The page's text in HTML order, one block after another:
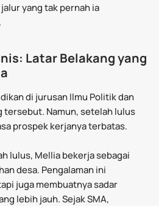
jalur yang tak pernah ia
Latar Belakang yang
di jurusan Ilmu Politik dan
tersebut. Namun, setelah lulus
prospek kerjanya terbatas.
lulus, Mellia bekerja sebagai
desa. Pengalaman ini
juga membuatnya sadar
lebih jauh. Sejak SMA,